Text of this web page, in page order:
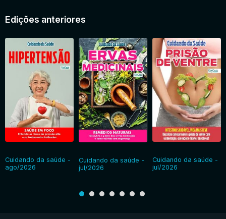
Edições anteriores
Cuidando da saúde -
ago/2026
Cuidando da saúde -
jul/2026
Cuidando da saúde -
jul/2026